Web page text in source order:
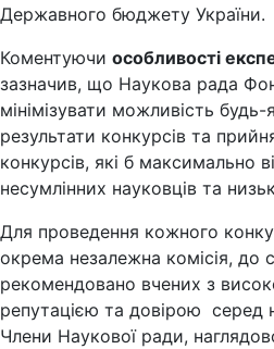
Державного бюджету України.
Коментуючи особливості
зазначив, що Наукова рада
мінімізувати можливість
результати конкурсів та
конкурсів, які б максимально
несумлінних науковців та
Для проведення кожного
окрема незалежна комісія, до
рекомендовано вчених з
репутацією та довірою серед
Члени Наукової ради,